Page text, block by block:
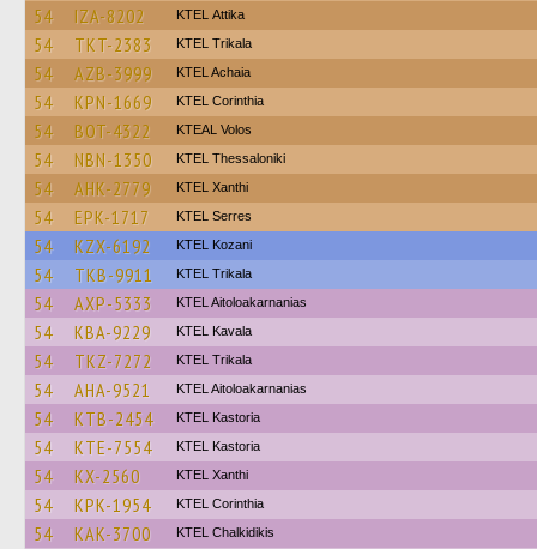
54 IZA-8202 KΤΕL Αttika
54 TKT-2383 ΚΤΕL Τrikala
54 AZB-3999 KTEL Achaia
54 KPN-1669 KTEL Corinthia
54 BOT-4322 KTEAL Volos
54 NBN-1350 KTEL Thessaloniki
54 AHK-2779 KTEL Xanthi
54 EPK-1717 KTEL Serres
54 KZX-6192 ΚΤΕL Kozani
54 TKB-9911 ΚΤΕL Τrikala
54 AXP-5333 KTEL Aitoloakarnanias
54 KBA-9229 KTEL Kavala
54 TKZ-7272 ΚΤΕL Τrikala
54 AHA-9521 KTEL Aitoloakarnanias
54 KTB-2454 KTEL Kastoria
54 KTE-7554 KTEL Kastoria
54 KX-2560 KTEL Xanthi
54 KPK-1954 KTEL Corinthia
54 KAK-3700 ΚΤΕL Chalkidikis